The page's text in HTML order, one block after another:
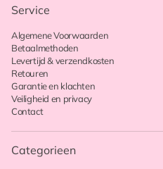
Service
Algemene Voorwaarden
Betaalmethoden
Levertijd & verzendkosten
Retouren
Garantie en klachten
Veiligheid en privacy
Contact
Categorieen